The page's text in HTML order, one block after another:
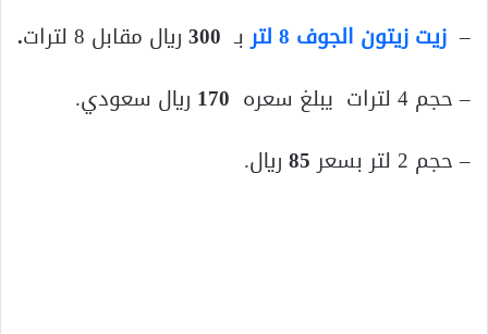
– زيت زيتون الجوف 8 لتر بـ 300ريال مقابل 8 لترات
.
– حجم 4 لترات يبلغ سعره
170 ريال سعودي.
– حجم 2 لتر بسعر
85ريال.